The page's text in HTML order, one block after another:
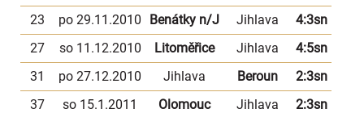
23
po 29.11.2010 Benátky n/J Jihlava
4:3sn
27
so 11.12.2010 Litoměřice Jihlava
4:5sn
31
po 27.12.2010 Jihlava Beroun
2:3sn
37
so 15.1.2011 Olomouc Jihlava
2:3sn